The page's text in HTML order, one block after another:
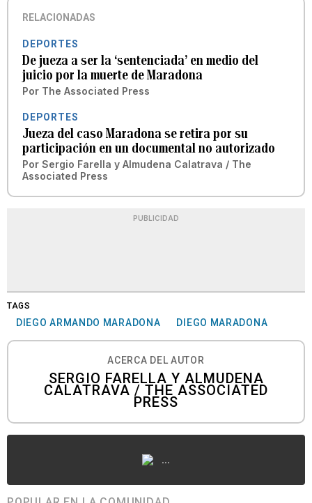
RELACIONADAS
DEPORTES
De jueza a ser la ‘sentenciada’ en medio del
juicio por la muerte de Maradona
Por The Associated Press
DEPORTES
Jueza del caso Maradona se retira por su
participación en un documental no autorizado
Por Sergio Farella y Almudena Calatrava / The
Associated Press
PUBLICIDAD
TAGS
DIEGO ARMANDO MARADONA DIEGO MARADONA
ACERCA DEL AUTOR
SERGIO FARELLA Y ALMUDENA
CALATRAVA / THE ASSOCIATED
PRESS
...